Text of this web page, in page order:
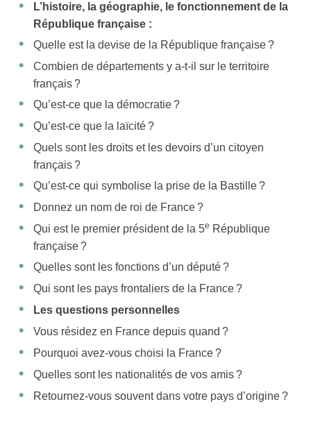
L’histoire, la géographie, le fonctionnement de la
République française :
Quelle est la devise de la République française ?
Combien de départements y a-t-il sur le territoire
français ?
Qu’est-ce que la démocratie ?
Qu’est-ce que la laïcité ?
Quels sont les droits et les devoirs d’un citoyen
français ?
Qu’est-ce qui symbolise la prise de la Bastille ?
Donnez un nom de roi de France ?
Qui est le premier président de la 5e République
française ?
Quelles sont les fonctions d’un député ?
Qui sont les pays frontaliers de la France ?
Les questions personnelles
Vous résidez en France depuis quand ?
Pourquoi avez-vous choisi la France ?
Quelles sont les nationalités de vos amis ?
Retournez-vous souvent dans votre pays d’origine ?